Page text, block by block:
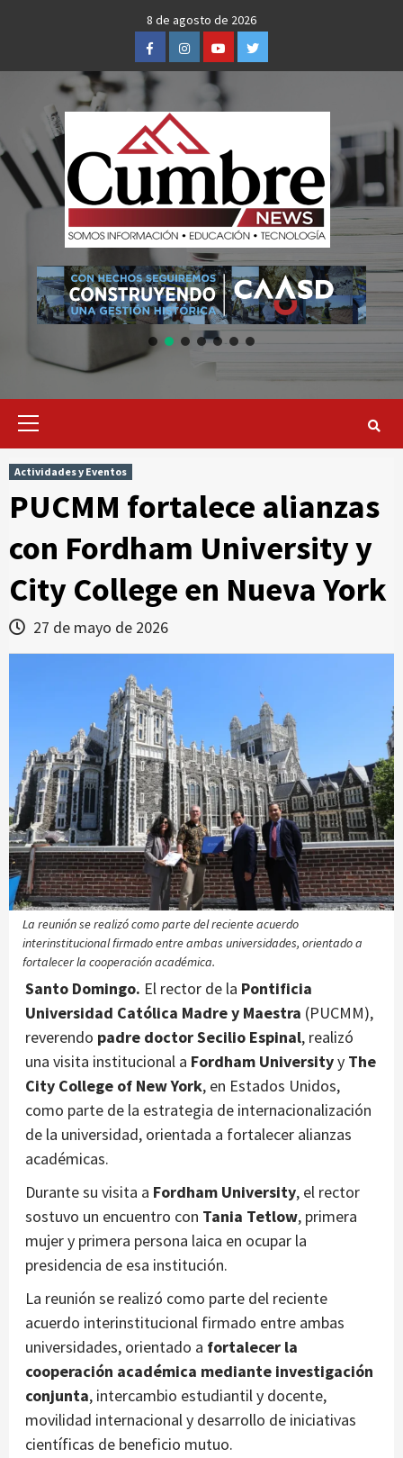
8 de agosto de 2026
FacebookInstagramYoutubeTwitter
Primary
Actividades y Eventos
PUCMM fortalece alianzas
con Fordham University y
City College en Nueva York
27 de mayo de 2026
La reunión se realizó como parte del reciente acuerdo
interinstitucional firmado entre ambas universidades, orientado a
fortalecer la cooperación académica.
Santo Domingo. El rector de la Pontificia
Universidad Católica Madre y Maestra (PUCMM),
reverendo padre doctor Secilio Espinal, realizó
una visita institucional a Fordham Universityy The
City College of New York, en Estados Unidos,
como parte de la estrategia de internacionalización
de la universidad, orientada a fortalecer alianzas
académicas.
Durante su visita a Fordham University, el rector
sostuvo un encuentro con Tania Tetlow, primera
mujer y primera persona laica en ocupar la
presidencia de esa institución.
La reunión se realizó como parte del reciente
acuerdo interinstitucional firmado entre ambas
universidades, orientado a fortalecer la
cooperación académica mediante investigación
conjunta, intercambio estudiantil y docente,
movilidad internacional y desarrollo de iniciativas
científicas de beneficio mutuo.